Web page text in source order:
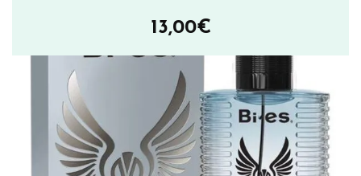
13,00€